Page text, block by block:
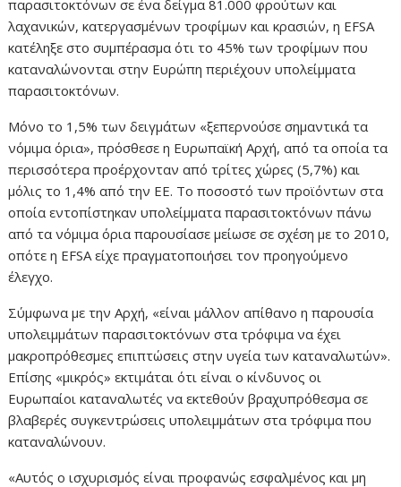
παρασιτοκτόνων σε ένα δείγμα 81.000 φρούτων και
λαχανικών, κατεργασμένων τροφίμων και κρασιών, η EFSA
κατέληξε στο συμπέρασμα ότι το 45% των τροφίμων που
καταναλώνονται στην Ευρώπη περιέχουν υπολείμματα
παρασιτοκτόνων.
Μόνο το 1,5% των δειγμάτων «ξεπερνούσε σημαντικά τα
νόμιμα όρια», πρόσθεσε η Ευρωπαϊκή Αρχή, από τα οποία τα
περισσότερα προέρχονταν από τρίτες χώρες (5,7%) και
μόλις το 1,4% από την ΕΕ. Το ποσοστό των προϊόντων στα
οποία εντοπίστηκαν υπολείμματα παρασιτοκτόνων πάνω
από τα νόμιμα όρια παρουσίασε μείωσε σε σχέση με το 2010,
οπότε η EFSA είχε πραγματοποιήσει τον προηγούμενο
έλεγχο.
Σύμφωνα με την Αρχή, «είναι μάλλον απίθανο η παρουσία
υπολειμμάτων παρασιτοκτόνων στα τρόφιμα να έχει
μακροπρόθεσμες επιπτώσεις στην υγεία των καταναλωτών».
Επίσης «μικρός» εκτιμάται ότι είναι ο κίνδυνος οι
Ευρωπαίοι καταναλωτές να εκτεθούν βραχυπρόθεσμα σε
βλαβερές συγκεντρώσεις υπολειμμάτων στα τρόφιμα που
καταναλώνουν.
«Αυτός ο ισχυρισμός είναι προφανώς εσφαλμένος και μη